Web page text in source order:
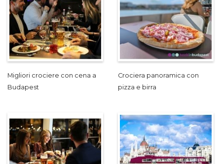
Migliori crociere con cena a
Budapest
Crociera panoramica con
pizza e birra